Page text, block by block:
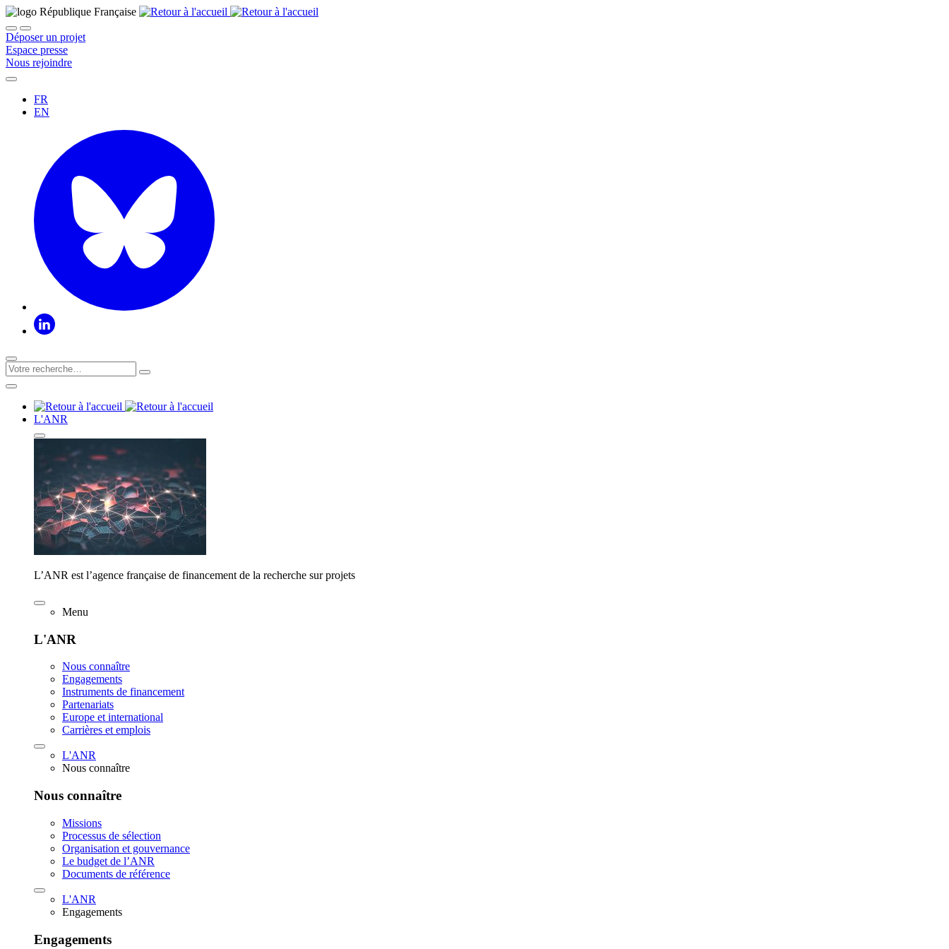
Déposer un projet
Espace presse
Nous rejoindre
FR
EN
L'ANR
L’ANR est l’agence française de financement de la recherche sur projets
Menu
L'ANR
Nous connaître
Engagements
Instruments de financement
Partenariats
Europe et international
Carrières et emplois
L'ANR
Nous connaître
Nous connaître
Missions
Processus de sélection
Organisation et gouvernance
Le budget de l’ANR
Documents de référence
L'ANR
Engagements
Engagements